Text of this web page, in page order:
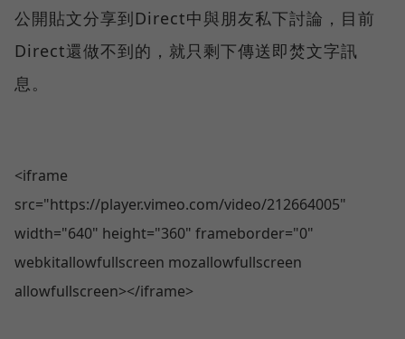
公開貼文分享到Direct中與朋友私下討論，目前
Direct還做不到的，就只剩下傳送即焚文字訊
息。
<iframe
src="https://player.vimeo.com/video/212664005"
width="640" height="360" frameborder="0"
webkitallowfullscreen mozallowfullscreen
allowfullscreen></iframe>